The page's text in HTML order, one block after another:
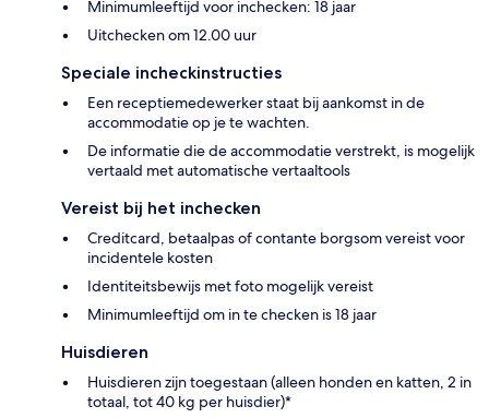
Minimumleeftijd voor inchecken: 18 jaar
Uitchecken om 12.00 uur
Speciale incheckinstructies
Een receptiemedewerker staat bij aankomst in de
accommodatie op je te wachten.
De informatie die de accommodatie verstrekt, is mogelijk
vertaald met automatische vertaaltools
Vereist bij het inchecken
Creditcard, betaalpas of contante borgsom vereist voor
incidentele kosten
Identiteitsbewijs met foto mogelijk vereist
Minimumleeftijd om in te checken is 18 jaar
Huisdieren
Huisdieren zijn toegestaan (alleen honden en katten, 2 in
totaal, tot 40 kg per huisdier)*